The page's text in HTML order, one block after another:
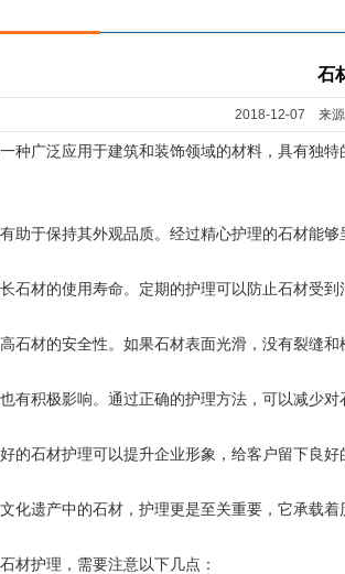
石
2018-12-07 来
种广泛应用于建筑和装饰领域的材料，具有独
助于保持其外观品质。经过精心护理的石材能
石材的使用寿命。定期的护理可以防止石材受到
石材的安全性。如果石材表面光滑，没有裂缝和
有积极影响。通过正确的护理方法，可以减少
的石材护理可以提升企业形象，给客户留下良好
化遗产中的石材，护理更是至关重要，它承载着
材护理，需要注意以下几点：